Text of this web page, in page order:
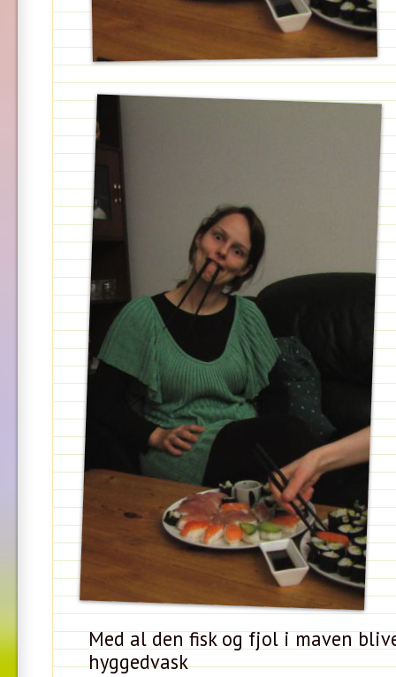
Med al den fisk og fjol i maven
hyggedvask